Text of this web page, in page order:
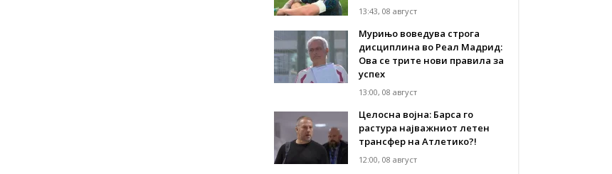
13:43, 08 август
Мурињо воведува строга
дисциплина во Реал Мадрид:
Ова се трите нови правила за
успех
13:00, 08 август
Целосна војна: Барса го
растура најважниот летен
трансфер на Атлетико?!
12:00, 08 август